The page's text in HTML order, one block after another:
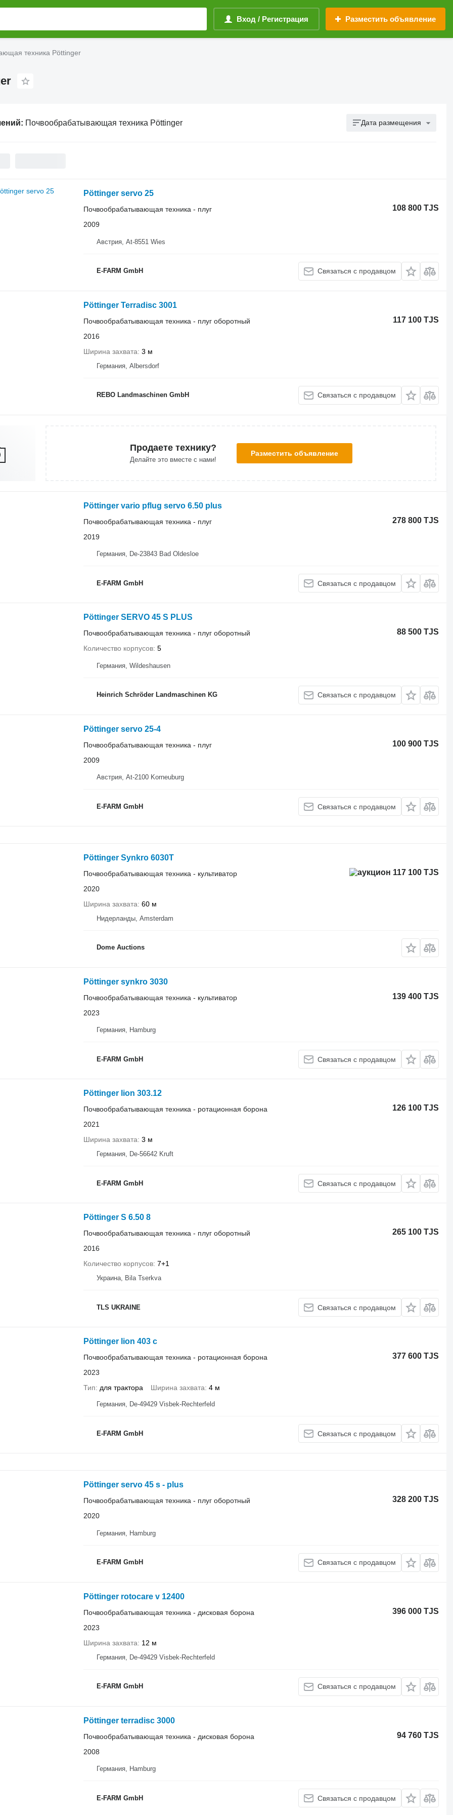
Вход / Регистрация Разместить объявление
техника Pöttinger
Почвообрабатывающая техника Pöttinger Дата размещения
Pöttinger servo 25
108 800 TJS
Почвообрабатывающая техника - плуг
2009
Австрия, At-8551 Wies
E-FARM GmbH Связаться с продавцом
Pöttinger Terradisc 3001
117 100 TJS
Почвообрабатывающая техника - плуг оборотный
2016
Ширина захвата 3 м
Германия, Albersdorf
REBO Landmaschinen GmbH Связаться с продавцом
Продаете технику?
Делайте это вместе с нами!
Разместить объявление
Pöttinger vario pflug servo 6.50 plus
278 800 TJS
Почвообрабатывающая техника - плуг
2019
Германия, De-23843 Bad Oldesloe
E-FARM GmbH Связаться с продавцом
Pöttinger SERVO 45 S PLUS
88 500 TJS
Почвообрабатывающая техника - плуг оборотный
Количество корпусов 5
Германия, Wildeshausen
Heinrich Schröder Landmaschinen KG Связаться с продавцом
Pöttinger servo 25-4
100 900 TJS
Почвообрабатывающая техника - плуг
2009
Австрия, At-2100 Korneuburg
E-FARM GmbH Связаться с продавцом
Pöttinger Synkro 6030T
117 100 TJS
Почвообрабатывающая техника - культиватор
2020
Ширина захвата 60 м
Нидерланды, Amsterdam
Dome Auctions
Pöttinger synkro 3030
139 400 TJS
Почвообрабатывающая техника - культиватор
2023
Германия, Hamburg
E-FARM GmbH Связаться с продавцом
Pöttinger lion 303.12
126 100 TJS
Почвообрабатывающая техника - ротационная борона
2021
Ширина захвата 3 м
Германия, De-56642 Kruft
E-FARM GmbH Связаться с продавцом
Pöttinger S 6.50 8
265 100 TJS
Почвообрабатывающая техника - плуг оборотный
2016
Количество корпусов 7+1
Украина, Bila Tserkva
TLS UKRAINE Связаться с продавцом
Pöttinger lion 403 c
377 600 TJS
Почвообрабатывающая техника - ротационная борона
2023
Тип для трактора Ширина захвата 4 м
Германия, De-49429 Visbek-Rechterfeld
E-FARM GmbH Связаться с продавцом
Pöttinger servo 45 s - plus
328 200 TJS
Почвообрабатывающая техника - плуг оборотный
2020
Германия, Hamburg
E-FARM GmbH Связаться с продавцом
Pöttinger rotocare v 12400
396 000 TJS
Почвообрабатывающая техника - дисковая борона
2023
Ширина захвата
12 м
Германия, De-49429 Visbek-Rechterfeld
E-FARM GmbH Связаться с продавцом
Pöttinger terradisc 3000
94 760 TJS
Почвообрабатывающая техника - дисковая борона
2008
Германия, Hamburg
E-FARM GmbH Связаться с продавцом